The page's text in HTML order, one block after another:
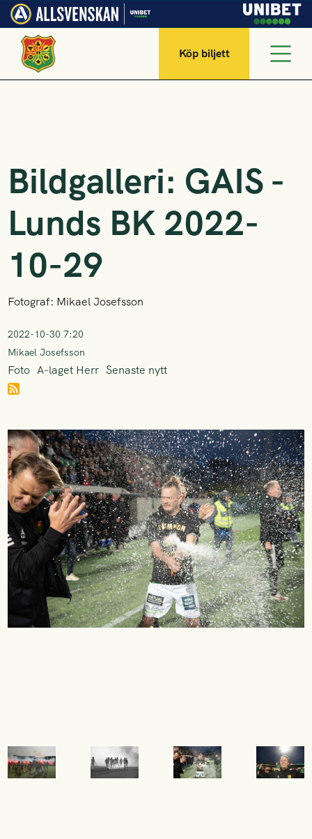
Köp biljett
Bildgalleri: GAIS -
Lunds BK 2022-
10-29
Fotograf: Mikael Josefsson
2022-10-30 7:20
Mikael Josefsson
Foto A-laget Herr Senaste nytt